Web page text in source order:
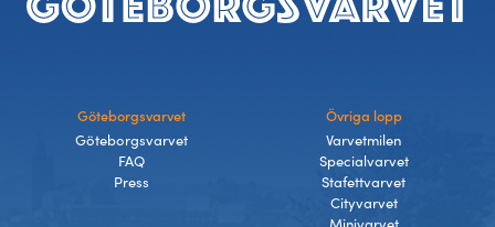
Göteborgsvarvet
Göteborgsvarvet
FAQ
Press
Övriga lopp
Varvetmilen
Specialvarvet
Stafettvarvet
Cityvarvet